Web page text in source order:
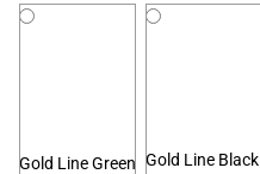
Gold Line Green Gold Line Black